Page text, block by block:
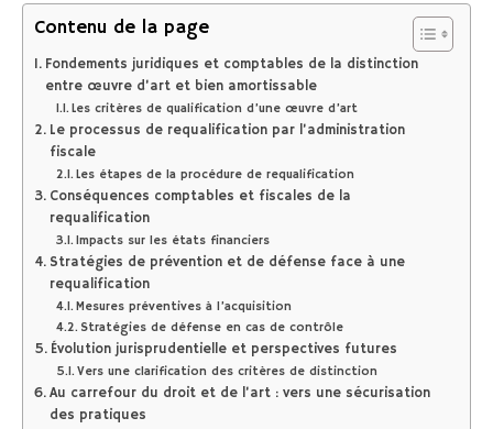
Contenu de la page
Fondements juridiques et comptables de la distinction
entre œuvre d’art et bien amortissable
Les critères de qualification d’une œuvre d’art
Le processus de requalification par l’administration
fiscale
Les étapes de la procédure de requalification
Conséquences comptables et fiscales de la
requalification
Impacts sur les états financiers
Stratégies de prévention et de défense face à une
requalification
Mesures préventives à l’acquisition
Stratégies de défense en cas de contrôle
Évolution jurisprudentielle et perspectives futures
Vers une clarification des critères de distinction
Au carrefour du droit et de l’art : vers une sécurisation
des pratiques